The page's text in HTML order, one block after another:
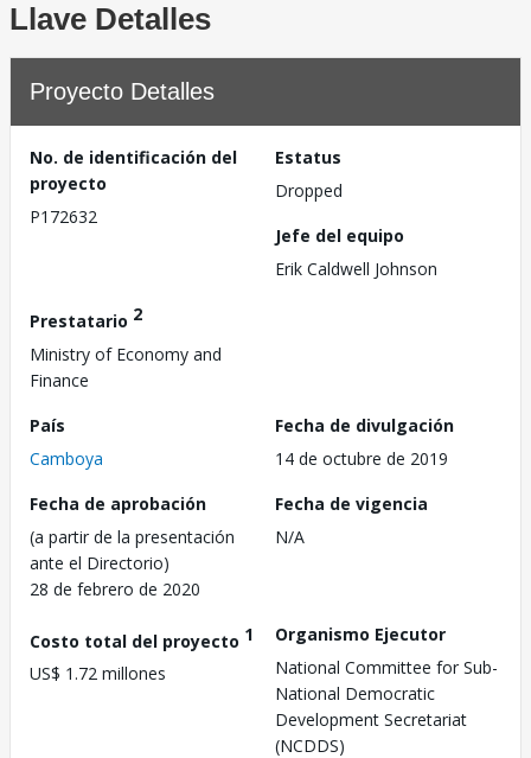
Llave Detalles
Proyecto Detalles
No. de identificación del
proyecto
P172632
Estatus
Dropped
Jefe del equipo
Erik Caldwell Johnson
Prestatario 2
Ministry of Economy and
Finance
País
Camboya
Fecha de divulgación
14 de octubre de 2019
Fecha de aprobación
(a partir de la presentación
ante el Directorio)
28 de febrero de 2020
Fecha de vigencia
N/A
Costo total del proyecto 1
US$ 1.72 millones
Organismo Ejecutor
National Committee for Sub-
National Democratic
Development Secretariat
(NCDDS)